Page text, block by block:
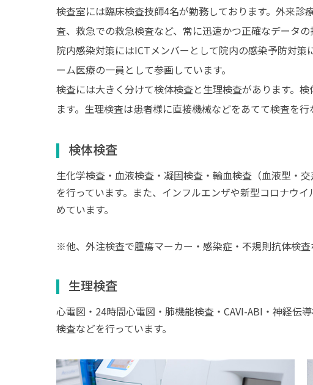
検査室には臨床検査技師4名が勤務しております。外来
査、救急での救急検査など、常に迅速かつ正確なデータの
院内感染対策にはICTメンバーとして院内の感染予防対
ーム医療の一員として参画しています。
検査には大きく分けて検体検査と生理検査があります。
ます。生理検査は患者様に直接機械などをあてて検査を行
検体検査
生化学検査・血液検査・凝固検査・輸血検査（血液型・
を行っています。また、インフルエンザや新型コロナウ
めています。
※他、外注検査で腫瘍マーカー・感染症・不規則抗体検査
生理検査
心電図・24時間心電図・肺機能検査・CAVI-ABI・神経伝
検査などを行っています。